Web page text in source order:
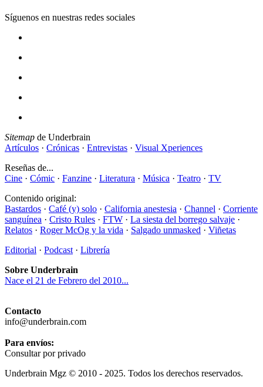
Síguenos en nuestras redes sociales
Sitemap de Underbrain
Artículos · Crónicas · Entrevistas · Visual Xperiences
Reseñas de...
Cine · Cómic · Fanzine · Literatura · Música · Teatro · TV
Contenido original:
Bastardos · Café (y) solo · California anestesia · Channel · Corriente
sanguínea · Cristo Rules · FTW · La siesta del borrego salvaje ·
Relatos · Roger McOg y la vida · Salgado unmasked · Viñetas
Editorial · Podcast · Librería
Sobre Underbrain
Nace el 21 de Febrero del 2010...
Contacto
info@underbrain.com
Para envíos:
Consultar por privado
Underbrain Mgz © 2010 - 2025. Todos los derechos reservados.